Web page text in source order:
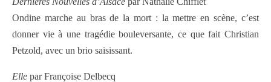
Ondine marche au bras de la mort : la mettre en scène, c’est
donner vie à une tragédie bouleversante, ce que fait Christian
Petzold, avec un brio saisissant.
Elle par Françoise Delbecq